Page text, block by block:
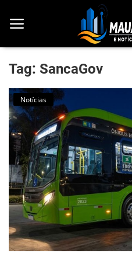
Início
Dorama
Notícias
Pop!
História
Geek
Esportes
Tag: SancaGov
Notícias